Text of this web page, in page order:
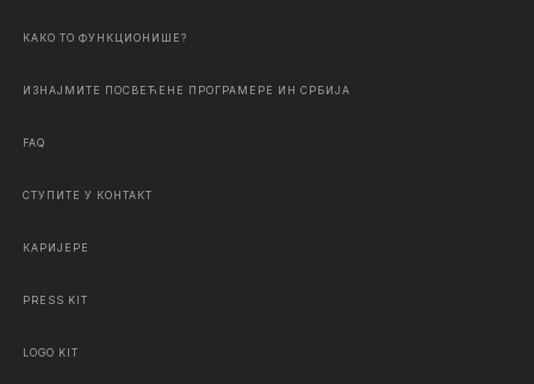
КАКО ТО ФУНКЦИОНИШЕ?
ИЗНАЈМИТЕ ПОСВЕЋЕНЕ ПРОГРАМЕРЕ ИН СРБИЈА
FAQ
СТУПИТЕ У КОНТАКТ
КАРИЈЕРЕ
PRESS KIT
LOGO KIT